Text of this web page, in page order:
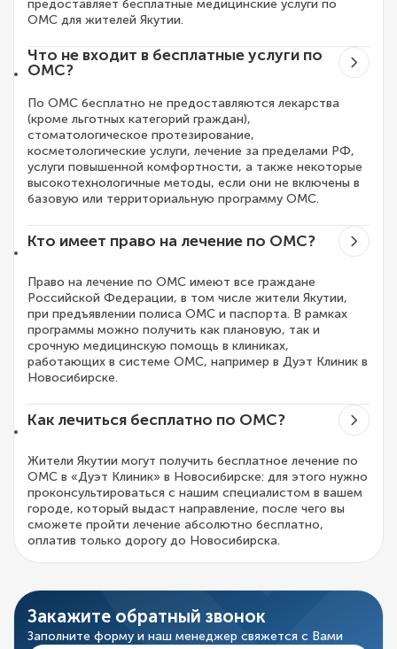
предоставляет бесплатные медицинские услуги по
ОМС для жителей Якутии.
Что не входит в бесплатные услуги по
ОМС?
По ОМС бесплатно не предоставляются лекарства
(кроме льготных категорий граждан),
стоматологическое протезирование,
косметологические услуги, лечение за пределами РФ,
услуги повышенной комфортности, а также некоторые
высокотехнологичные методы, если они не включены в
базовую или территориальную программу ОМС.
Кто имеет право на лечение по ОМС?
Право на лечение по ОМС имеют все граждане
Российской Федерации, в том числе жители Якутии,
при предъявлении полиса ОМС и паспорта. В рамках
программы можно получить как плановую, так и
срочную медицинскую помощь в клиниках,
работающих в системе ОМС, например в Дуэт Клиник в
Новосибирске.
Как лечиться бесплатно по ОМС?
Жители Якутии могут получить бесплатное лечение по
ОМС в «Дуэт Клиник» в Новосибирске: для этого нужно
проконсультироваться с нашим специалистом в вашем
городе, который выдаст направление, после чего вы
сможете пройти лечение абсолютно бесплатно,
оплатив только дорогу до Новосибирска.
Закажите обратный звонок
Заполните форму и наш менеджер свяжется с Вами